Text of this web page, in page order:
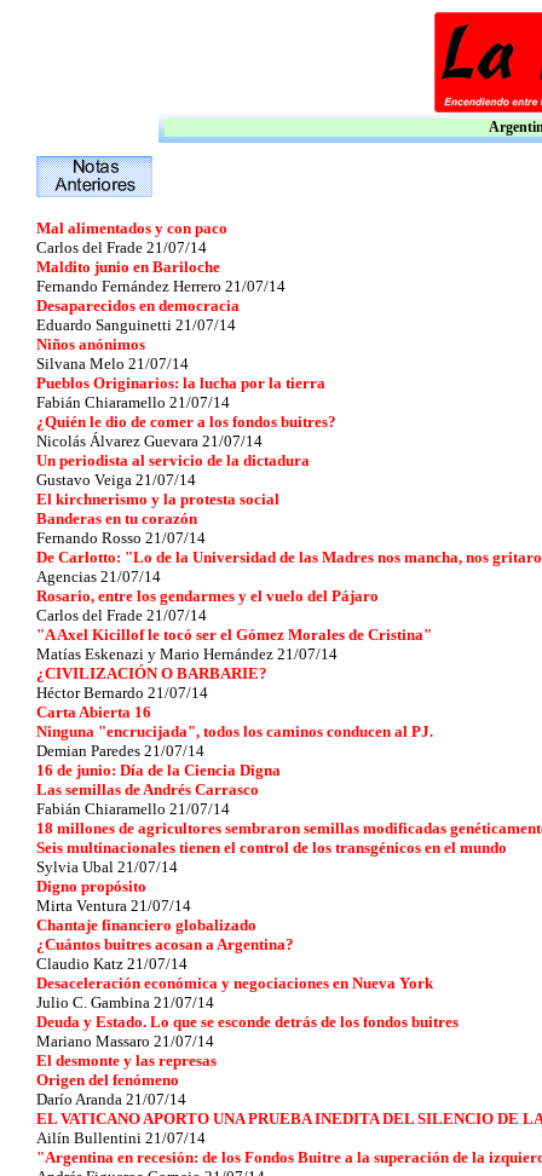
Mal alimentados y con paco
Carlos del Frade 21/07/14
Maldito junio en Bariloche
Fernando Fernández Herrero 21/07/14
Desaparecidos en democracia
Eduardo Sanguinetti 21/07/14
Niños anónimos
Silvana Melo 21/07/14
Pueblos Originarios: la lucha por la tierra
Fabián Chiaramello 21/07/14
¿Quién le dio de comer a los fondos buitres?
Nicolás Álvarez Guevara 21/07/14
Un periodista al servicio de la dictadura
Gustavo Veiga 21/07/14
El kirchnerismo y la protesta social
Banderas en tu corazón
Fernando Rosso 21/07/14
De Carlotto: "Lo de la Universidad de las Madres nos mancha, nos
Agencias 21/07/14
Rosario, entre los gendarmes y el vuelo del Pájaro
Carlos del Frade 21/07/14
"A Axel Kicillof le tocó ser el Gómez Morales de Cristina"
Matías Eskenazi y Mario Hernández 21/07/14
¿CIVILIZACIÓN O BARBARIE?
Héctor Bernardo 21/07/14
Carta Abierta 16
Ninguna "encrucijada", todos los caminos conducen al PJ.
Demian Paredes 21/07/14
16 de junio: Día de la Ciencia Digna
Las semillas de Andrés Carrasco
Fabián Chiaramello 21/07/14
18 millones de agricultores sembraron semillas modificadas
Seis multinacionales tienen el control de los transgénicos en el mundo
Sylvia Ubal 21/07/14
Digno propósito
Mirta Ventura 21/07/14
Chantaje financiero globalizado
¿Cuántos buitres acosan a Argentina?
Claudio Katz 21/07/14
Desaceleración económica y negociaciones en Nueva York
Julio C. Gambina 21/07/14
Deuda y Estado. Lo que se esconde detrás de los fondos buitres
Mariano Massaro 21/07/14
El desmonte y las represas
Origen del fenómeno
Darío Aranda 21/07/14
EL VATICANO APORTO UNA PRUEBA INEDITA DEL SILENCIO DE
Ailín Bullentini 21/07/14
"Argentina en recesión: de los Fondos Buitre a la superación de la